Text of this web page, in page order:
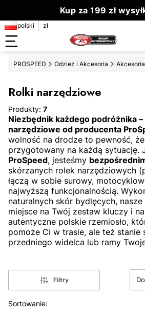
Kup za 199 zł
polski zł
PROSPEED Odzież i Akcesoria
Rolki narzędziowe
Produkty: 7
Niezbędnik każdego podróżnika
narzędziowe od producenta
wolność na drodze to pewność,
przygotowany na każdą sytuację.
ProSpeed, jesteśmy
skórzanych rolek narzędziowych
łączą w sobie surowy,
najwyższą funkcjonalnością.
naturalnych skór bydlęcych,
miejsce na Twój zestaw kluczy i
autentyczne polskie rzemiosło,
pomoże Ci w trasie, ale też stanie
przedniego widelca lub ramy
Filtry
Lista produktów
Sortowanie: